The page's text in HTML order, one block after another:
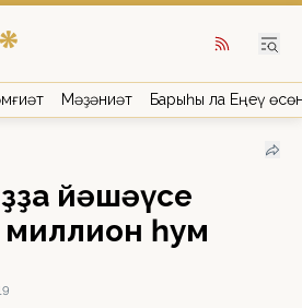
Мәҙәниәт Барыһы ла Еңеү
йәшәүсе
миллион һум